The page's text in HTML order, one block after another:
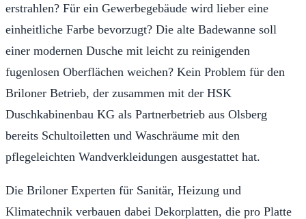
erstrahlen? Für ein Gewerbegebäude wird lieber eine
einheitliche Farbe bevorzugt? Die alte Badewanne soll
einer modernen Dusche mit leicht zu reinigenden
fugenlosen Oberflächen weichen? Kein Problem für den
Briloner Betrieb, der zusammen mit der HSK
Duschkabinenbau KG als Partnerbetrieb aus Olsberg
bereits Schultoiletten und Waschräume mit den
pflegeleichten Wandverkleidungen ausgestattet hat.
Die Briloner Experten für Sanitär, Heizung und
Klimatechnik verbauen dabei Dekorplatten, die pro Platte